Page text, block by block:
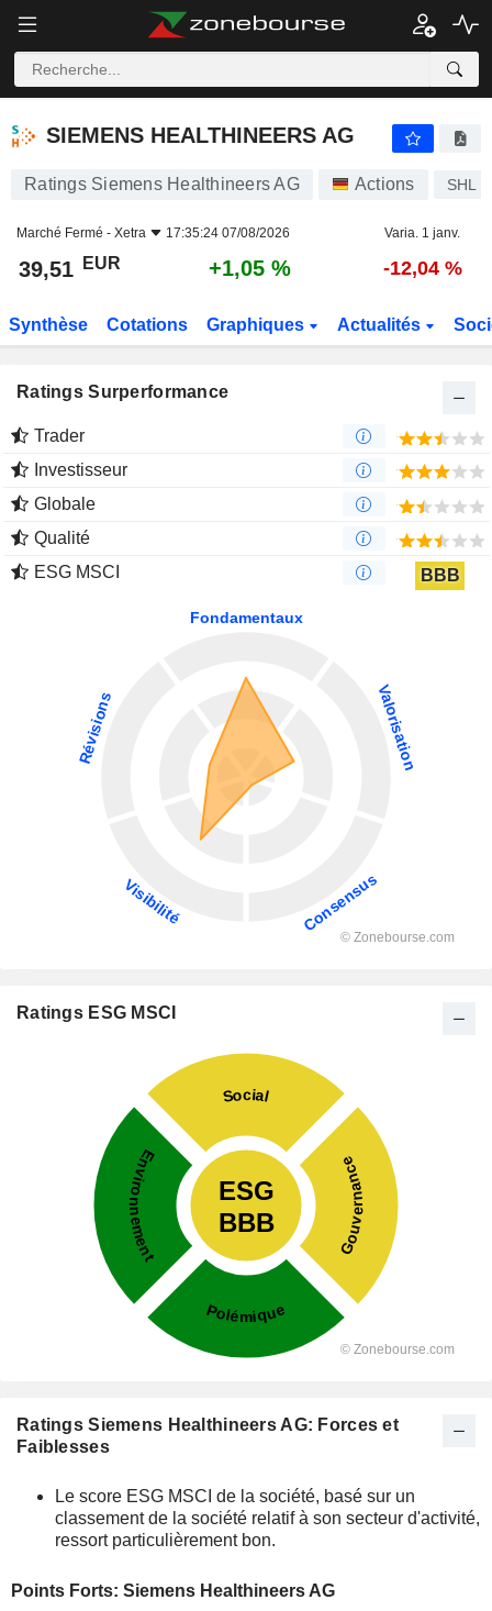
SIEMENS HEALTHINEERS AG
SIEMENS HEALTHINEERS AG
Ratings Siemens Healthineers AG Actions SHL
Marché Fermé - Xetra 17:35:24 07/08/2026 Varia. 1 janv.
39,51 EUR +1,05 % -12,04 %
Synthèse Cotations Graphiques Actualités
Ratings Surperformance
Trader
Investisseur
Globale
Qualité
ESG MSCI
BBB
Ratings ESG MSCI
Ratings Siemens Healthineers AG: Forces et
Faiblesses
Le score ESG MSCI de la société, basé sur un
classement de la société relatif à son secteur d'activité,
ressort particulièrement bon.
Points Forts: Siemens Healthineers AG